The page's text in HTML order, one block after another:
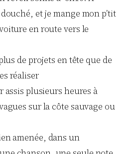
et je mange mon p’tit
en route vers le
de projets en tête que de
réaliser
assis plusieurs heures à
sur la côte sauvage ou
amenée, dans un